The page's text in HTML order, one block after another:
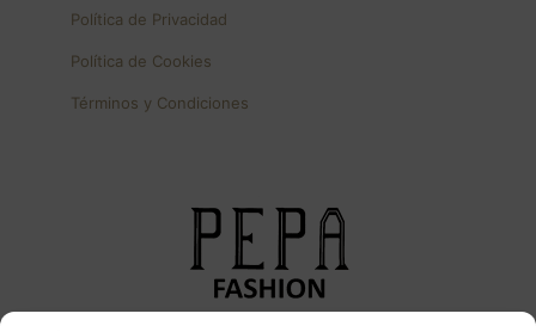
Política de Privacidad
Política de Cookies
Términos y Condiciones